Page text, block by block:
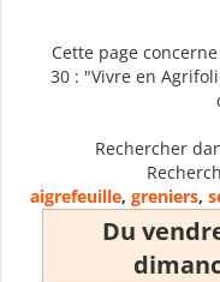
Cette page
30 : "Vivre en
Rechercher
aigrefeuille, greniers,
Du